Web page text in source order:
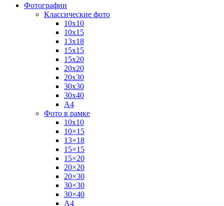
Фотографии
Классические фото
10х10
10х15
13х18
15х15
15х20
20х20
20х30
30х30
30х40
А4
Фото в рамке
10х10
10×15
13×18
15×15
15×20
20×20
20×30
30×30
30×40
A4